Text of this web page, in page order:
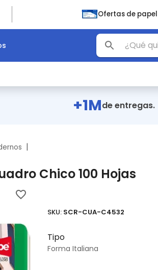
Ofertas de papel
+1Mde entregas.
|
Chico 100 Hojas
SKU: SCR-CUA-C4532
Tipo
Forma Italiana